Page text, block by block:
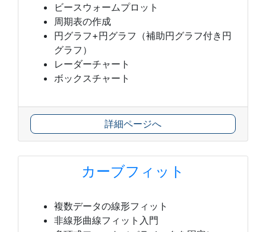
ビースウォームプロット
周期表の作成
円グラフ+円グラフ（補助円グラフ付き円
グラフ）
レーダーチャート
ボックスチャート
詳細ページへ
カーブフィット
複数データの線形フィット
非線形曲線フィット入門